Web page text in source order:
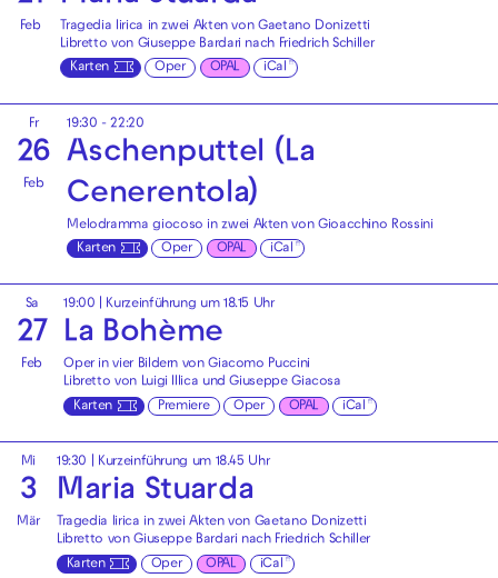
Feb
Tragedia lirica in zwei Akten von Gaetano Donizetti
Libretto von Giuseppe Bardari nach Friedrich Schiller
Karten
Oper OPAL iCal
Fr
26
Feb
19:30 - 22:20
Aschenputtel (La
Cenerentola)
Melodramma giocoso in zwei Akten von Gioacchino Rossini
Karten
Oper OPAL iCal
Sa
27
Feb
19:00 | Kurzeinführung um 18.15 Uhr
La Bohème
Oper in vier Bildern von Giacomo Puccini
Libretto von Luigi Illica und Giuseppe Giacosa
Karten
Premiere Oper OPAL iCal
Mi
3
Mär
19:30 | Kurzeinführung um 18.45 Uhr
Maria Stuarda
Tragedia lirica in zwei Akten von Gaetano Donizetti
Libretto von Giuseppe Bardari nach Friedrich Schiller
Karten
Oper OPAL iCal